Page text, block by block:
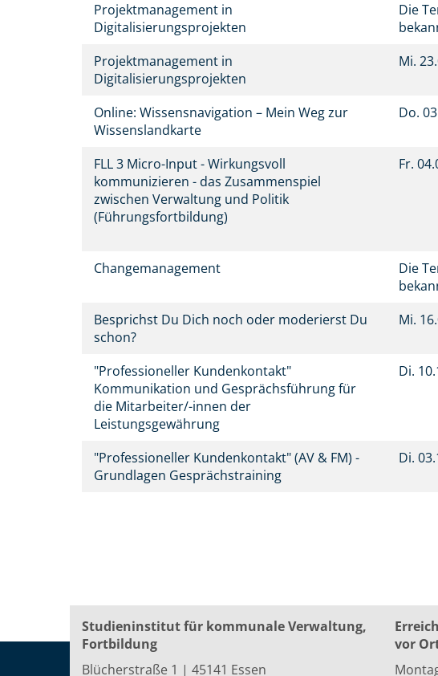
Projektmanagement in
Digitalisierungsprojekten
Die
Projektmanagement in
Digitalisierungsprojekten
Mi.
Online: Wissensnavigation – Mein Weg zur
Wissenslandkarte
Do.
FLL 3 Micro-Input - Wirkungsvoll
kommunizieren - das Zusammenspiel
zwischen Verwaltung und Politik
(Führungsfortbildung)
Fr.
Changemanagement
Die
Besprichst Du Dich noch oder moderierst Du
schon?
Mi.
"Professioneller Kundenkontakt"
Kommunikation und Gesprächsführung für
die Mitarbeiter/-innen der
Leistungsgewährung
Di.
"Professioneller Kundenkontakt" (AV & FM) -
Grundlagen Gesprächstraining
Di.
Studieninstitut für kommunale Verwaltung,
Fortbildung
Blücherstraße 1 | 45141 Essen
vor